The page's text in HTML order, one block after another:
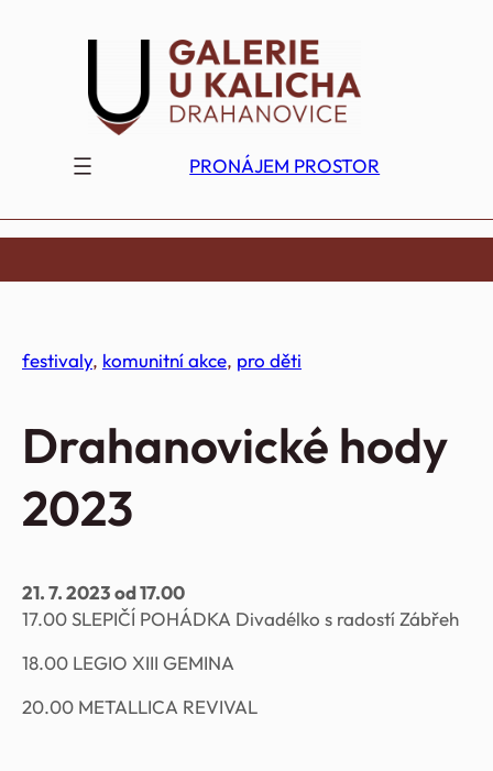
PRONÁJEM PROSTOR
festivaly, komunitní akce, pro děti
Drahanovické hody
2023
21. 7. 2023 od 17.00
17.00 SLEPIČÍ POHÁDKA Divadélko s radostí Zábřeh
18.00 LEGIO XIII GEMINA
20.00 METALLICA REVIVAL